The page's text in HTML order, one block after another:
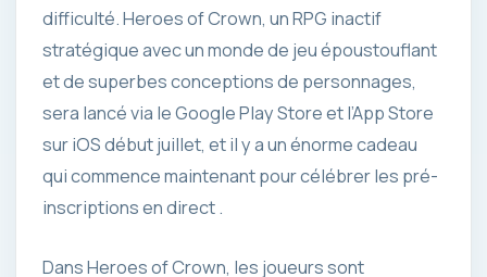
difficulté. Heroes of Crown, un RPG inactif
stratégique avec un monde de jeu époustouflant
et de superbes conceptions de personnages,
sera lancé via le Google Play Store et l’App Store
sur iOS début juillet, et il y a un énorme cadeau
qui commence maintenant pour célébrer les pré-
inscriptions en direct .
Dans Heroes of Crown, les joueurs sont